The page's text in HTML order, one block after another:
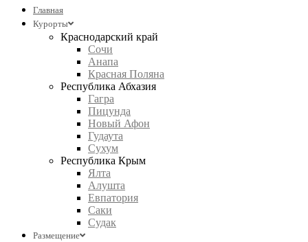
Главная
Курорты
Краснодарский край
Сочи
Анапа
Красная Поляна
Республика Абхазия
Гагра
Пицунда
Новый Афон
Гудаута
Сухум
Республика Крым
Ялта
Алушта
Евпатория
Саки
Судак
Размещение